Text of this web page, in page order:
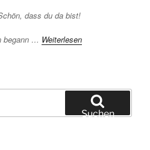
dass du da bist!
begann … Weiterlesen
Suchen